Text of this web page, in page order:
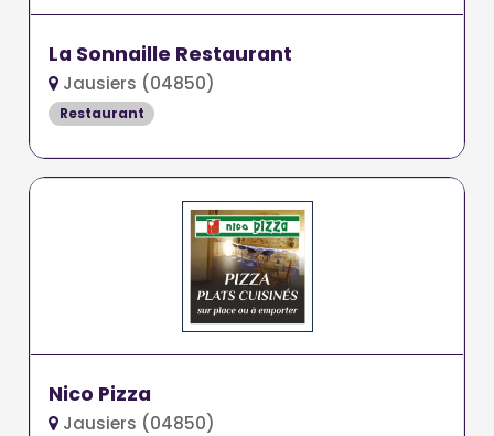
La Sonnaille Restaurant
Jausiers (04850)
Restaurant
Nico Pizza
Jausiers (04850)